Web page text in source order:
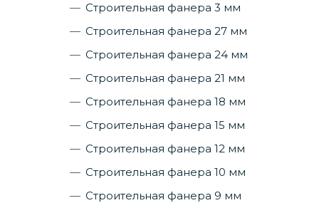
Строительная фанера 3 мм
Строительная фанера 27 мм
Строительная фанера 24 мм
Строительная фанера 21 мм
Строительная фанера 18 мм
Строительная фанера 15 мм
Строительная фанера 12 мм
Строительная фанера 10 мм
Строительная фанера 9 мм